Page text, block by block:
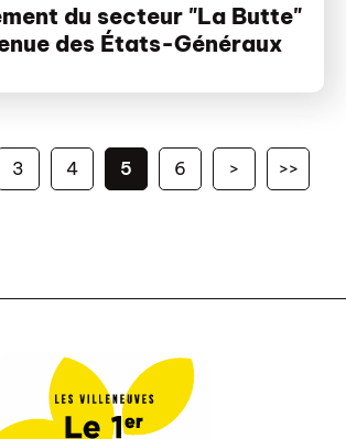
du secteur "La Butte"
des États-Généraux
3 4 5 6 > >>